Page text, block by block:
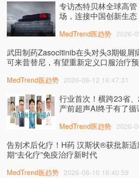
专访杰特贝林全球高
场，连接中国创新生态
MedTrend医趋势 2026-
武田制药Zasocitinib在头对头3期银屑
可来昔替尼，有望重新定义口服治疗
MedTrend医趋势 2026-06-12 16:47:31
行业首次！横跨23省
产前超声AI终于有了循
MedTrend医趋势 2026-
告别术后化疗！H药 汉斯状®获批新
期“去化疗”免疫治疗新时代
MedTrend医趋势 2026-06-10 16:40:59